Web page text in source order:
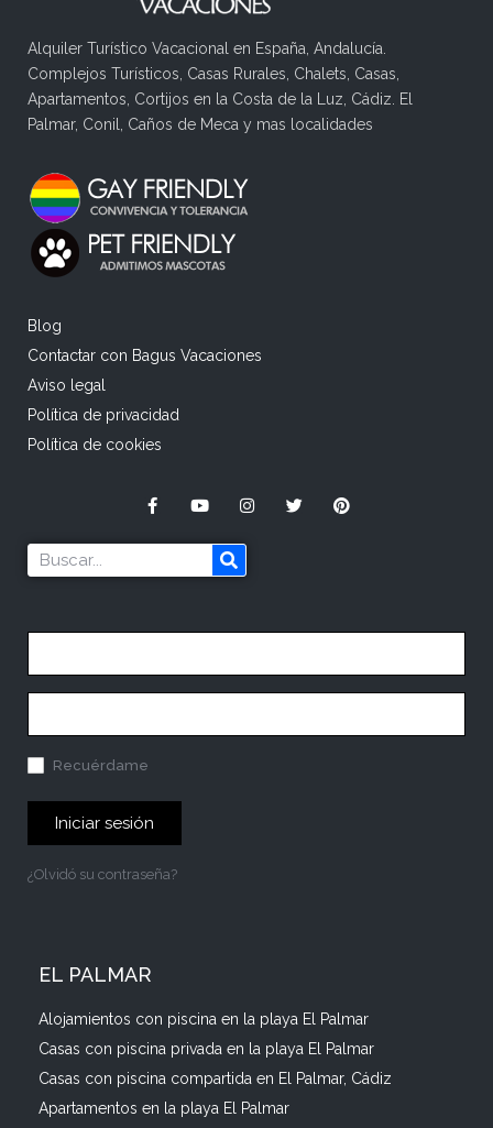
Alquiler Turístico Vacacional en España, Andalucía.
Complejos Turísticos, Casas Rurales, Chalets, Casas,
Apartamentos, Cortijos en la Costa de la Luz, Cádiz. El
Palmar, Conil, Caños de Meca y mas localidades
Blog
Contactar con Bagus Vacaciones
Aviso legal
Política de privacidad
Política de cookies
Recuérdame
Iniciar sesión
¿Olvidó su contraseña?
EL PALMAR
Alojamientos con piscina en la playa El Palmar
Casas con piscina privada en la playa El Palmar
Casas con piscina compartida en El Palmar, Cádiz
Apartamentos en la playa El Palmar